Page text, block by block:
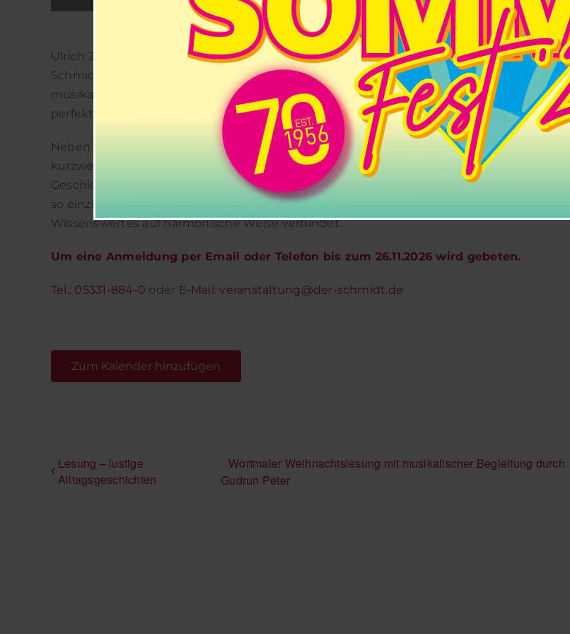
Ulrich Zander gestaltet mit seiner Zither einen ganz besonderen Winterabend im
SchmidtTerminal. In stimmungsvoller, vorweihnachtlicher Atmosphäre lädt er zu einer
musikalischen Reise ein und lässt traditionelle sowie feinfühlige Klänge erklingen, die
perfekt auf die Adventszeit einstimmen.
Neben den musikalischen Darbietungen erwartet die Gäste ein informativer und
kurzweiliger Abend: Ulrich Zander gibt spannende Einblicke in den Ursprung, die
Geschichte und die Spielweise der Zither und erläutert, was dieses besondere Instrument
so einzigartig macht. Freuen Sie sich auf einen Abend, der Musikgenuss und
Wissenswertes auf harmonische Weise verbindet.
Um eine Anmeldung per Email oder Telefon bis zum 26.11.2026 wird gebeten.
Tel.: 05331-884-0 oder E-Mail:veranstaltung@der-schmidt.de
Zum Kalender hinzufügen
Lesung – lustige
Alltagsgeschichten
Wortmaler Weihnachtslesung mit musikalischer Begleitung durch
Gudrun Peter